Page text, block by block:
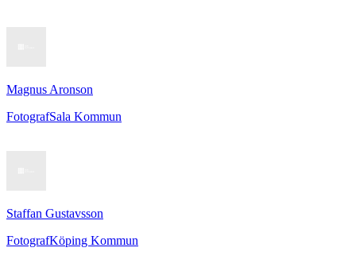
Magnus Aronson
FotografSala Kommun
Staffan Gustavsson
FotografKöping Kommun